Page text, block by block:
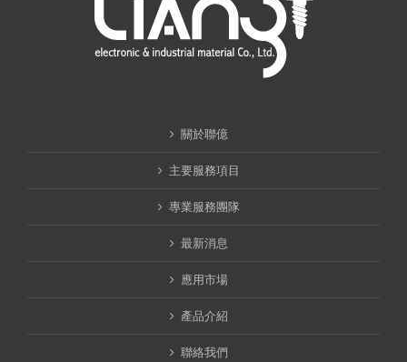
關於聯億
主要服務項目
專業服務團隊
最新消息
應用市場
產品介紹
聯絡我們